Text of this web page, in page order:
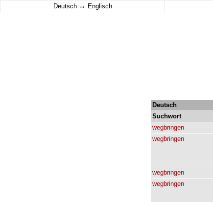
Deutsch ↔ Englisch
Deutsch
Suchwort
wegbringen
wegbringen
wegbringen
wegbringen